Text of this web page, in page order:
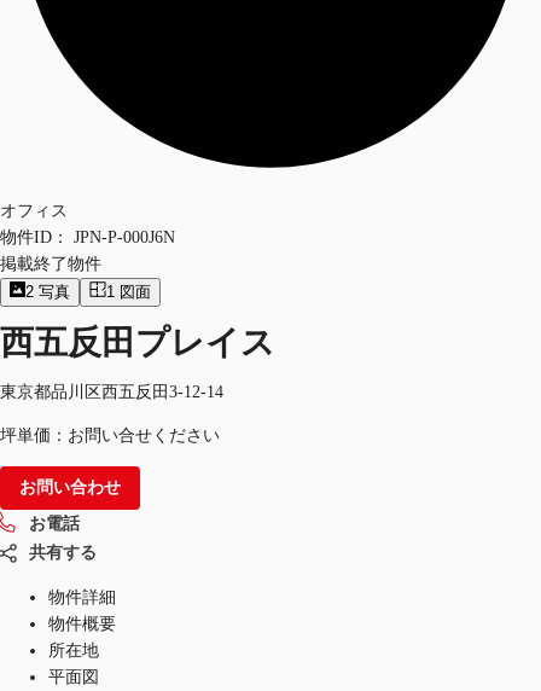
オフィス
物件ID：
JPN-P-000J6N
掲載終了物件
2 写真 1 図面
西五反田プレイス
東京都品川区西五反田3-12-14
坪単価：お問い合せください
お問い合わせ
お電話
共有する
物件詳細
物件概要
所在地
平面図